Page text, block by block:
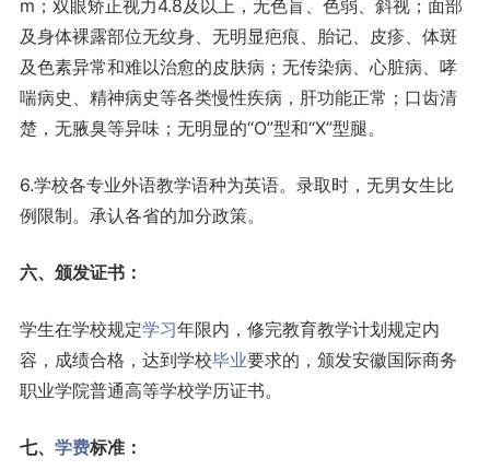
m；双眼矫正视力4.8及以上，无色盲、色弱、斜视；面部
及身体裸露部位无纹身、无明显疤痕、胎记、皮疹、体斑
及色素异常和难以治愈的皮肤病；无传染病、心脏病、哮
喘病史、精神病史等各类慢性疾病，肝功能正常；口齿清
楚，无腋臭等异味；无明显的“O”型和“X”型腿。
6.学校各专业外语教学语种为英语。录取时，无男女生比
例限制。承认各省的加分政策。
六、颁发证书：
学生在学校规定学习年限内，修完教育教学计划规定内
容，成绩合格，达到学校毕业要求的，颁发安徽国际商务
职业学院普通高等学校学历证书。
七、 学费标准：